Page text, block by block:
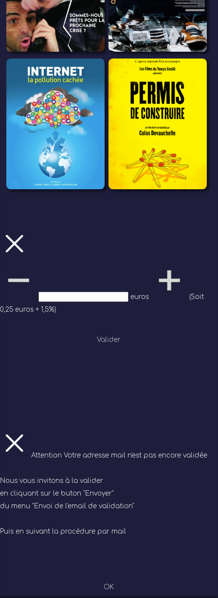
euros
(Soit
0,25 euros + 1,5%)
Valider
Attention Votre adresse mail n'est pas encore validée
Nous vous invitons à la valider
en cliquant sur le buton "Envoyer"
du menu "Envoi de l'email de validation"
Puis en suivant la procédure par mail
OK